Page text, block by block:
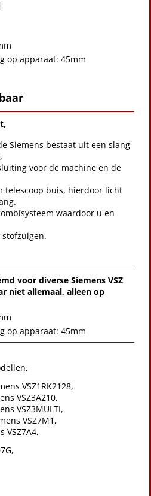
op apparaat: 45mm
Siemens bestaat uit een slang
voor de machine en de
telescoop buis, hierdoor licht
waardoor u en
voor diverse Siemens VSZ
niet allemaal, alleen op
op apparaat: 45mm
VSZ1RK2128,
VSZ3A210,
VSZ3MULTI,
VSZ7M1,
VSZ7A4,